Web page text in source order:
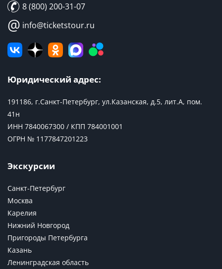
8 (800) 200-31-07
@ info@ticketstour.ru
Юридический адрес:
191186, г.Санкт-Петербург, ул.Казанская, д.5, лит.А, пом.
41н
ИНН 7840067300 / КПП 784001001
ОГРН № 1177847201223
Экскурсии
Санкт-Петербург
Москва
Карелия
Нижний Новгород
Пригороды Петербурга
Казань
Ленинградская область